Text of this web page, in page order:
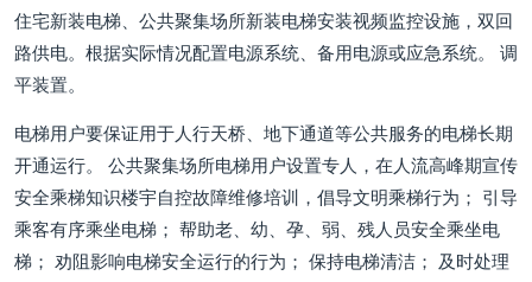
住宅新装电梯、公共聚集场所新装电梯安装视频监控设施，双回
路供电。根据实际情况配置电源系统、备用电源或应急系统。 调
平装置。
电梯用户要保证用于人行天桥、地下通道等公共服务的电梯长期
开通运行。 公共聚集场所电梯用户设置专人，在人流高峰期宣传
安全乘梯知识楼宇自控故障维修培训，倡导文明乘梯行为； 引导
乘客有序乘坐电梯； 帮助老、幼、孕、弱、残人员安全乘坐电
梯； 劝阻影响电梯安全运行的行为； 保持电梯清洁； 及时处理